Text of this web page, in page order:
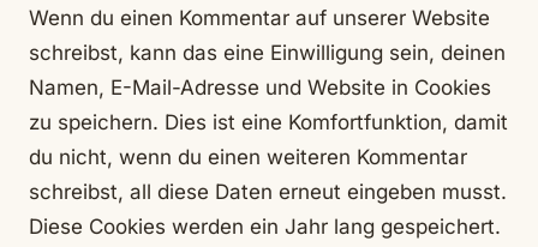
Wenn du einen Kommentar auf unserer Website
schreibst, kann das eine Einwilligung sein, deinen
Namen, E-Mail-Adresse und Website in Cookies
zu speichern. Dies ist eine Komfortfunktion, damit
du nicht, wenn du einen weiteren Kommentar
schreibst, all diese Daten erneut eingeben musst.
Diese Cookies werden ein Jahr lang gespeichert.